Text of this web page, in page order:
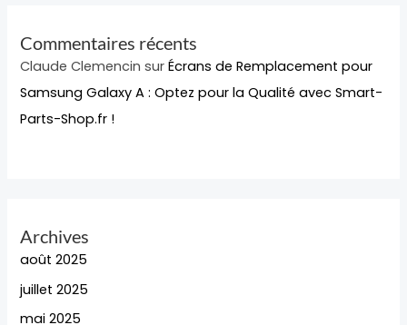
Commentaires récents
Claude Clemencin surÉcrans de Remplacement pour
Samsung Galaxy A : Optez pour la Qualité avec Smart-
Parts-Shop.fr !
Archives
août 2025
juillet 2025
mai 2025